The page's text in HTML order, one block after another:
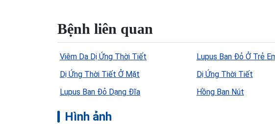
Bệnh liên quan
Viêm Da Dị Ứng Thời Tiết
Dị Ứng Thời Tiết Ở Mặt
Lupus Ban Đỏ Dạng Đĩa
Lupus Ban Đỏ Ở Trẻ
Dị Ứng Thời Tiết
Hồng Ban Nút
Hình ảnh